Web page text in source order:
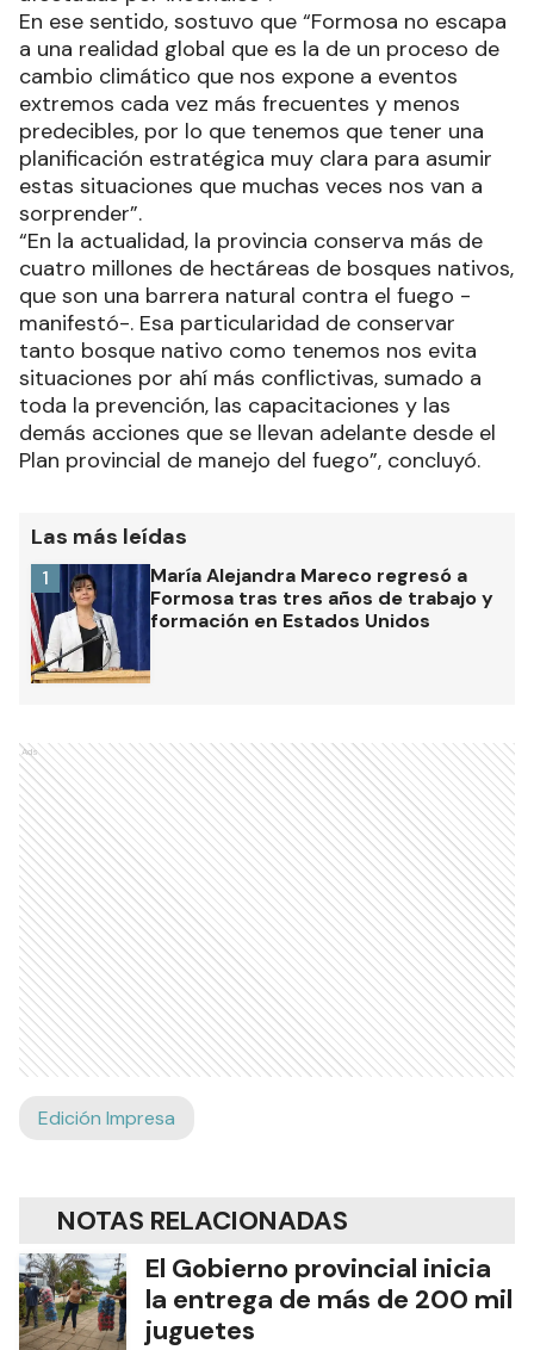
En ese sentido, sostuvo que “Formosa no escapa
a una realidad global que es la de un proceso de
cambio climático que nos expone a eventos
extremos cada vez más frecuentes y menos
predecibles, por lo que tenemos que tener una
planificación estratégica muy clara para asumir
estas situaciones que muchas veces nos van a
sorprender”.
“En la actualidad, la provincia conserva más de
cuatro millones de hectáreas de bosques nativos,
que son una barrera natural contra el fuego -
manifestó-. Esa particularidad de conservar
tanto bosque nativo como tenemos nos evita
situaciones por ahí más conflictivas, sumado a
toda la prevención, las capacitaciones y las
demás acciones que se llevan adelante desde el
Plan provincial de manejo del fuego”, concluyó.
Las más leídas
María Alejandra Mareco regresó a
Formosa tras tres años de trabajo y
formación en Estados Unidos
1
Ads
Edición Impresa
NOTAS RELACIONADAS
El Gobierno provincial inicia
la entrega de más de 200 mil
juguetes